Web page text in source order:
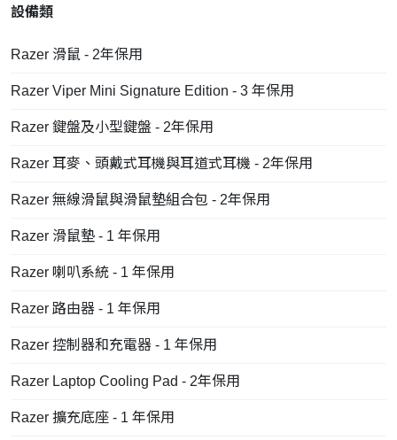
設備類
Razer 滑鼠 - 2年保用
Razer Viper Mini Signature Edition - 3 年保用
Razer 鍵盤及小型鍵盤 - 2年保用
Razer 耳麥、頭戴式耳機與耳道式耳機 - 2年保用
Razer 無線滑鼠與滑鼠墊組合包 - 2年保用
Razer 滑鼠墊 - 1 年保用
Razer 喇叭系統 - 1 年保用
Razer 路由器 - 1 年保用
Razer 控制器和充電器 - 1 年保用
Razer Laptop Cooling Pad - 2年保用
Razer 擴充底座 - 1 年保用